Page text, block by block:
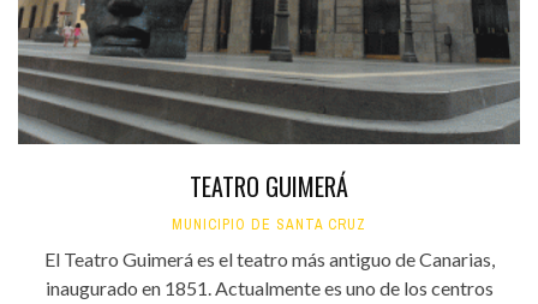
TEATRO GUIMERÁ
MUNICIPIO DE SANTA CRUZ
El Teatro Guimerá es el teatro más antiguo de Canarias,
inaugurado en 1851. Actualmente es uno de los centros